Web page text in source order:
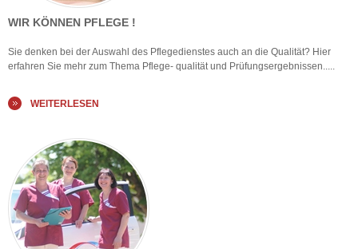
WIR KÖNNEN PFLEGE !
Sie denken bei der Auswahl des Pflegedienstes auch an die Qualität? Hier
erfahren Sie mehr zum Thema Pflege- qualität und Prüfungsergebnissen.....
WEITERLESEN